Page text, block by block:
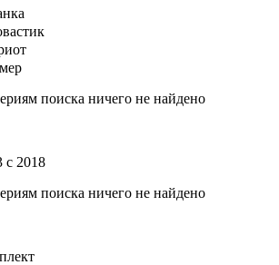
поиска ничего не найдено
с 2018
поиска ничего не найдено